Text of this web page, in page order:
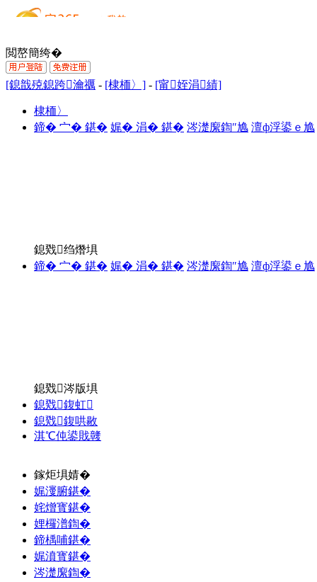
閲嶅簡绔�
[鎴戠殑鎴跨瀹禲 - [棣栭〉] - [甯姪涓績]
棣栭〉
鍗� 宀� 鍖� 娓� 涓� 鍖� 涔濋緳鍧″尯 澶ф浮鍙ｅ尯
鎴戣绉熸埧
鍗� 宀� 鍖� 娓� 涓� 鍖� 涔濋緳鍧″尯 澶ф浮鍙ｅ尯
鎴戣涔版埧
鎴戣鍑虹
鎴戣鍑哄敭
淇℃伅鍙戝竷
鎵炬埧婧�
娓濅腑鍖�
姹熷寳鍖�
娌欏潽鍧�
鍗楀哺鍖�
娓濆寳鍖�
涔濋緳鍧�